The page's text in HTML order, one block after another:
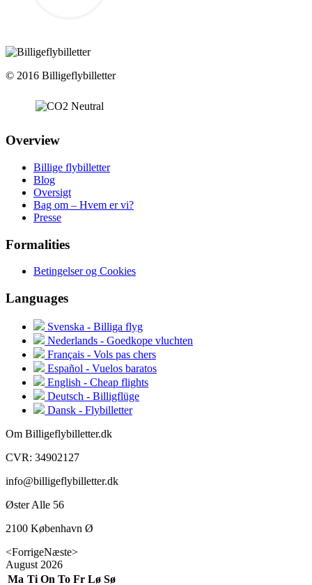
© 2016 Billigeflybilletter
Overview
Billige flybilletter
Blog
Oversigt
Bag om – Hvem er vi?
Presse
Formalities
Betingelser og Cookies
Languages
Svenska - Billiga flyg
Nederlands - Goedkope vluchten
Français - Vols pas chers
Español - Vuelos baratos
English - Cheap flights
Deutsch - Billigflüge
Dansk - Flybilletter
Om Billigeflybilletter.dk
CVR: 34902127
info@billigeflybilletter.dk
Øster Alle 56
2100 København Ø
<ForrigeNæste>
August 2026
Ma Ti On To Fr Lø Sø